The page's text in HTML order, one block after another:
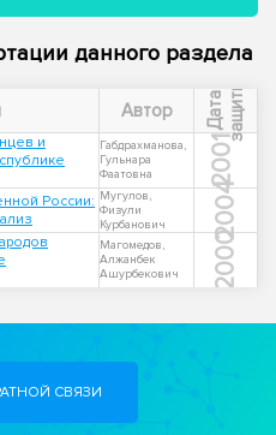
данного раздела
Автор Д
а
т
а
з
а
щ
и
т ы
и
Габдрахманова,
Гульнара
Фаатовна
2001
России: Мугулов,
Физули
Курбанович
2004
Магомедов,
Алжанбек
Ашурбекович
2000
СВЯЗИ